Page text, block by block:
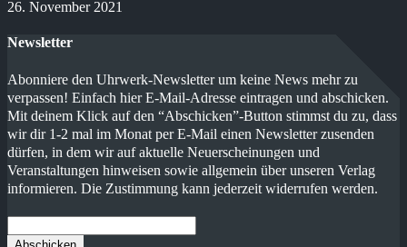
26. November 2021
Newsletter
Abonniere den Uhrwerk-Newsletter um keine News mehr zu
verpassen! Einfach hier E-Mail-Adresse eintragen und abschicken.
Mit deinem Klick auf den “Abschicken”-Button stimmst du zu, dass
wir dir 1-2 mal im Monat per E-Mail einen Newsletter zusenden
dürfen, in dem wir auf aktuelle Neuerscheinungen und
Veranstaltungen hinweisen sowie allgemein über unseren Verlag
informieren. Die Zustimmung kann jederzeit widerrufen werden.